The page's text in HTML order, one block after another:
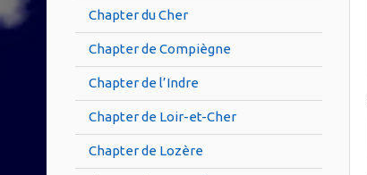
Chapter du Cher
Chapter de Compiègne
Chapter de l’Indre
Chapter de Loir-et-Cher
Chapter de Lozère